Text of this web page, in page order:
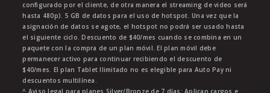
configurado por el cliente, de otra manera el streaming de video será
hasta 480p). 5 GB de datos para el uso de hotspot. Una vez que la
asignación de datos se agote, el hotspot no podrá ser usado hasta
el siguiente ciclo. Descuento de $40/mes cuando se combina en un
paquete con la compra de un plan móvil. El plan móvil debe
permanecer activo para continuar recibiendo el descuento de
$40/mes. El plan Tablet Ilimitado no es elegible para Auto Pay ni
descuentos multilínea.
^ Aviso legal para planes Silver/Bronze de 7 días: Aplican cargos e